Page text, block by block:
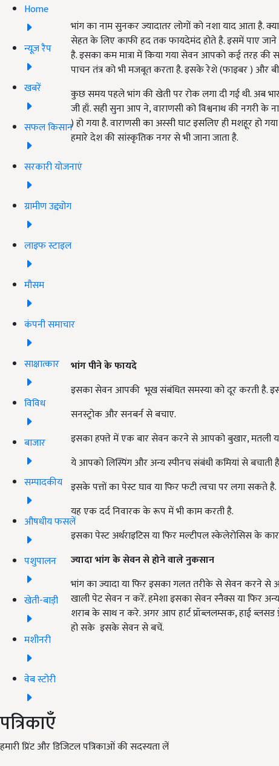
Home
न्यूज़ रैप
खबरें
सफल किसान
सरकारी योजनाएं
ग्रामीण उद्द्योग
लाइफ स्टाइल
मौसम
कंपनी समाचार
साक्षात्कार
विविध
बाजार
सम्पादकीय
औषधीय फसलें
पशुपालन
खेती-बाड़ी
मशीनरी
वेब स्टोरी
पत्रिकाएँ
हमारी प्रिंट और डिजिटल पत्रिकाओं की सदस्यता लें
भांग का नाम सुनकर ज्यादातर लोगों को नशा याद आता है.
सेहत के लिए काफी हद तक फायदेमंद होते है. इसमें पाए
है. इसका कम मात्रा में किया गया सेवन आपको कई तरह की
पाचन तंत्र को भी मजबूत करता है. इसके रेशे (फाइबर ) और
कुछ समय पहले भांग की खेती पर रोक लगा दी गई थी. अब
जी हाँ. सही सुना आप ने, वाराणसी को विश्वनाथ की नगरी के
) हो गया है. वाराणसी का अस्सी घाट इसलिए ही मशहूर हो
हमारे देश की सांस्कृतिक नगर से भी जाना जाता है.
भांगपीनेकेफायदे
इसका सेवन आपकी भूख संबंधित समस्या को दूर करती है.
सनस्ट्रोक और सनबर्न से बचाए.
इसका हफ्ते में एक बार सेवन करने से आपको बुखार, मतली या
ये आपको लिस्पिंग और अन्य स्पीनच संबंधी कमियां से
इसके पत्तों का पेस्ट घाव या फिर फटी त्वचा पर लगा सकते है.
यह एक दर्द निवारक के रूप में भी काम करती है.
इसका पेस्ट अर्थराइटिस या फिर मल्टीपल स्केलेरोसिस के
ज्यादाभांगकेसेवनसेहोनेवालेनुकसान
भांग का ज्यादा या फिर इसका गलत तरीके से सेवन करने
खाली पेट सेवन न करें. हमेशा इसका सेवन स्नैक्स या फिर
शराब के साथ न करे. अगर आप हार्ट प्रॉब्ललम्सक, हाई
हो सके इसके सेवन से बचें.